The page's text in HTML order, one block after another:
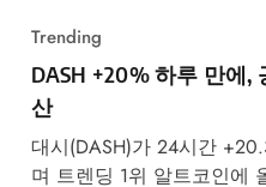
Trending
DASH +20% 하루 만에,
산
대시(DASH)가 24시간
며 트렌딩 1위 알트코인에